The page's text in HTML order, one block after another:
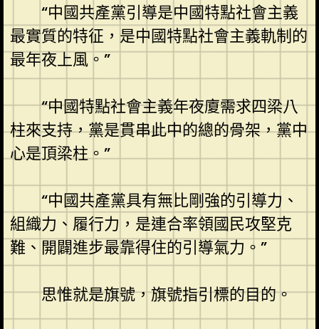
“中國共產黨引導是中國特點社會主義
最實質的特征，是中國特點社會主義軌制的
最年夜上風。”
“中國特點社會主義年夜廈需求四梁八
柱來支持，黨是貫串此中的總的骨架，黨中
心是頂梁柱。”
“中國共產黨具有無比剛強的引導力、
組織力、履行力，是連合率領國民攻堅克
難、開闢進步最靠得住的引導氣力。”
思惟就是旗號，旗號指引標的目的。